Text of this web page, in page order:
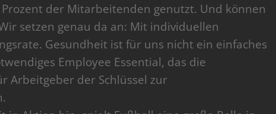
der Mitarbeitenden genutzt. Und können
setzen genau da an: Mit individuellen
Gesundheit ist für uns nicht ein einfaches
Employee Essential, das die
der Schlüssel zur